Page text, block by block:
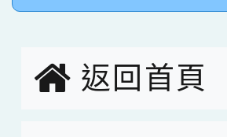
創客第三名。
返回首頁